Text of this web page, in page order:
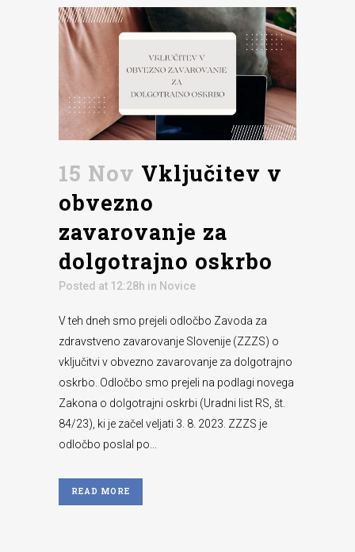
15 Nov Vključitev v
obvezno
zavarovanje za
dolgotrajno oskrbo
Posted at 12:28h in Novice
V teh dneh smo prejeli odločbo Zavoda za
zdravstveno zavarovanje Slovenije (ZZZS) o
vključitvi v obvezno zavarovanje za dolgotrajno
oskrbo. Odločbo smo prejeli na podlagi novega
Zakona o dolgotrajni oskrbi (Uradni list RS, št.
84/23), ki je začel veljati 3. 8. 2023. ZZZS je
odločbo poslal po...
READ MORE